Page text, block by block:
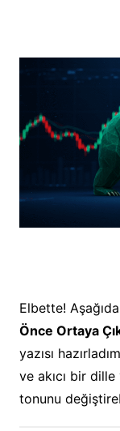
Elbette!
Önce Ortaya
yazısı
ve akıcı bir
tonunu